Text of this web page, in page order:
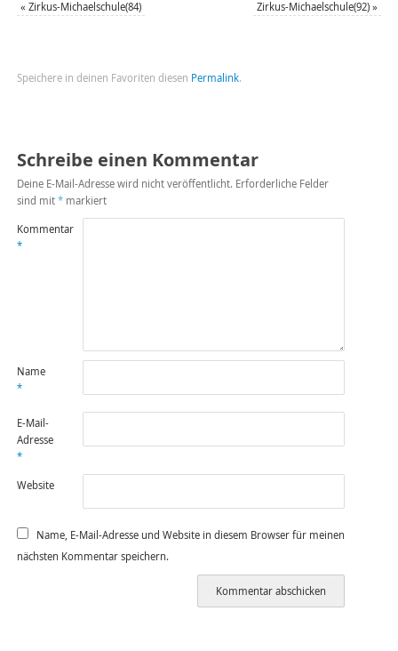
« Zirkus-Michaelschule(84) Zirkus-Michaelschule(92) »
Speichere in deinen Favoriten diesen Permalink.
Schreibe einen Kommentar
Deine E-Mail-Adresse wird nicht veröffentlicht. Erforderliche Felder
sind mit *markiert
Kommentar
*
Name
*
E-Mail-
Adresse
*
Website
Name, E-Mail-Adresse und Website in diesem Browser für meinen
nächsten Kommentar speichern.